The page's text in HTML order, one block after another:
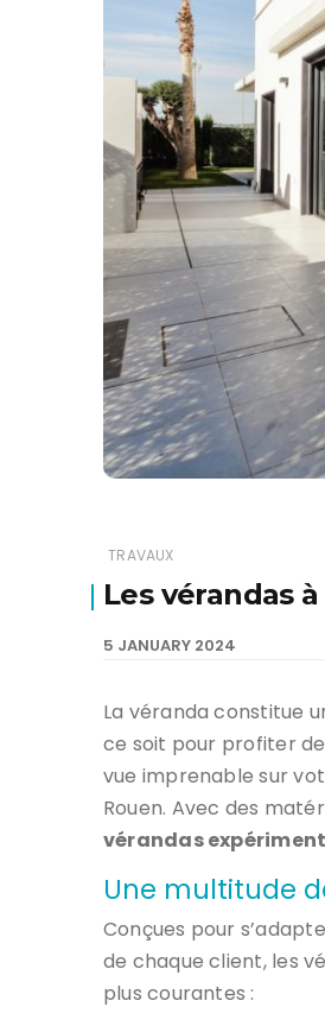
TRAVAUX
Les vérandas
5 JANUARY 2024
La véranda constitue
ce soit pour profiter
vue imprenable sur
Rouen. Avec des
vérandas
Une multitude
Conçues pour
de chaque client, les
plus courantes :